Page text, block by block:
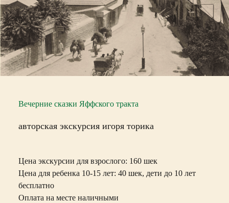
Вечерние сказки Яффского тракта
авторская экскурсия игоря торика
Цена экскурсии для взрослого: 160 шек
Цена для ребенка 10-15 лет: 40 шек, дети до 10 лет
бесплатно
Оплата на месте наличными